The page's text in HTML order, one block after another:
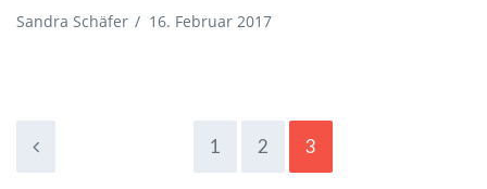
Sandra Schäfer / 16. Februar 2017
1 2 3